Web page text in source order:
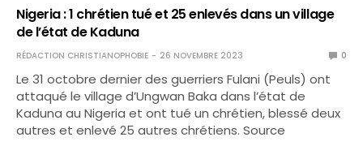
Nigeria : 1 chrétien tué et 25 enlevés dans un village
de l’état de Kaduna
RÉDACTION CHRISTIANOPHOBIE 26 NOVEMBRE 2023 0
Le 31 octobre dernier des guerriers Fulani (Peuls) ont
attaqué le village d’Ungwan Baka dans l’état de
Kaduna au Nigeria et ont tué un chrétien, blessé deux
autres et enlevé 25 autres chrétiens. Source